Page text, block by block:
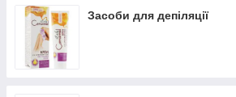
Засоби для депіляції